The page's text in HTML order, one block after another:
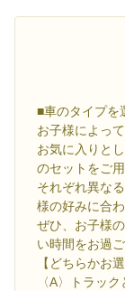
■車のタイプを
お子様によっ
お気に入りと
のセットをご用
それぞれ異な
様の好みに合
ぜひ、お子様
い時間をお過
【どちらかお
〈A〉トラッ